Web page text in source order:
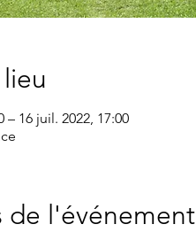
– 16 juil. 2022, 17:00
de l'événement